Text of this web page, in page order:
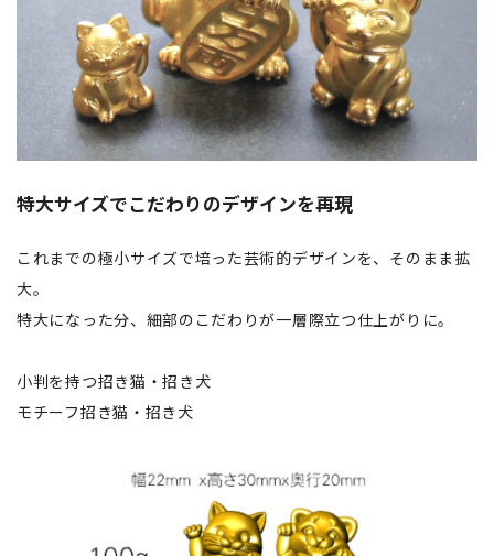
特大サイズでこだわりのデザインを再現
これまでの極小サイズで培った芸術的デザインを、そのまま拡
大。
特大になった分、細部のこだわりが一層際立つ仕上がりに。
小判を持つ招き猫・招き犬
モチーフ招き猫・招き犬